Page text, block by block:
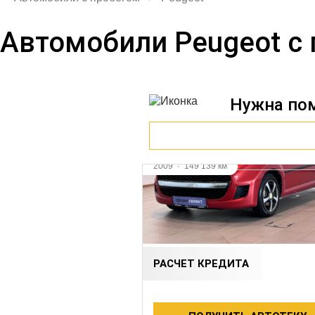
Автомобили Peugeot с
Нужна
2009·149 139 км
PEUGEOT 107
1 л (68 л.с.), Робот, бензин,
415 000 ₽
РАСЧЕТ КРЕДИТА